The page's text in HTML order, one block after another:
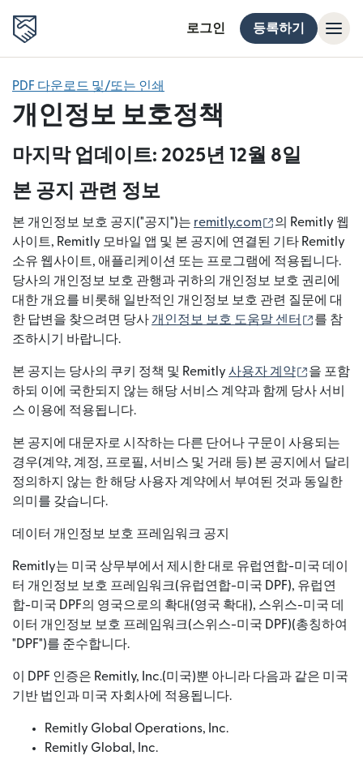
로그인 등록하기
PDF 다운로드 및/또는 인쇄
개인정보 보호정책
마지막 업데이트: 2025년 12월 8일
본 공지 관련 정보
본 개인정보 보호 공지("공지")는 remitly.com (새 창에서 열림
의 Remitly 웹
사이트, Remitly 모바일 앱 및 본 공지에 연결된 기타 Remitly
소유 웹사이트, 애플리케이션 또는 프로그램에 적용됩니다.
당사의 개인정보 보호 관행과 귀하의 개인정보 보호 권리에
대한 개요를 비롯해 일반적인 개인정보 보호 관련 질문에 대
한 답변을 찾으려면 당사 개인정보 보호 도움말 센터 (새 창에
를 참
조하시기 바랍니다.
본 공지는 당사의 쿠키 정책 및 Remitly 사용자 계약 (새 창에
을 포함
하되 이에 국한되지 않는 해당 서비스 계약과 함께 당사 서비
스 이용에 적용됩니다.
본 공지에 대문자로 시작하는 다른 단어나 구문이 사용되는
경우(계약, 계정, 프로필, 서비스 및 거래 등) 본 공지에서 달리
정의하지 않는 한 해당 사용자 계약에서 부여된 것과 동일한
의미를 갖습니다.
데이터 개인정보 보호 프레임워크 공지
Remitly는 미국 상무부에서 제시한 대로 유럽연합-미국 데이
터 개인정보 보호 프레임워크(유럽연합-미국 DPF), 유럽연
합-미국 DPF의 영국으로의 확대(영국 확대), 스위스-미국 데
이터 개인정보 보호 프레임워크(스위스-미국 DPF)(총칭하여
"DPF")를 준수합니다.
이 DPF 인증은 Remitly, Inc.(미국)뿐 아니라 다음과 같은 미국
기반 법인과 미국 자회사에 적용됩니다.
Remitly Global Operations, Inc.
Remitly Global, Inc.